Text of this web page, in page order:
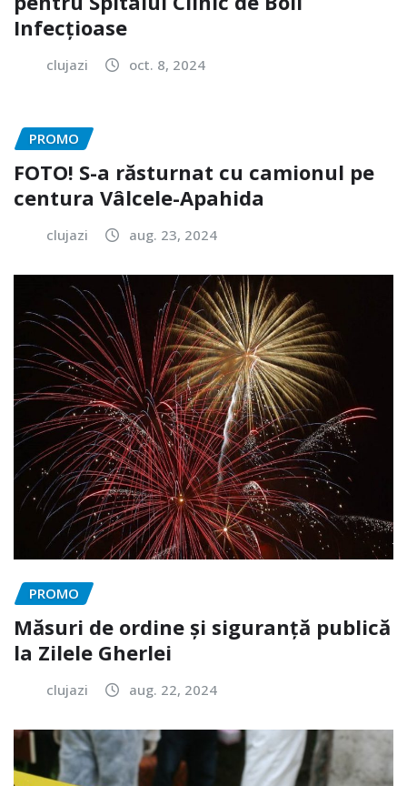
Infecțioase
clujazi oct. 8, 2024
PROMO
FOTO! S-a răsturnat cu camionul pe
centura Vâlcele-Apahida
clujazi aug. 23, 2024
PROMO
Măsuri de ordine și siguranță publică
la Zilele Gherlei
clujazi aug. 22, 2024